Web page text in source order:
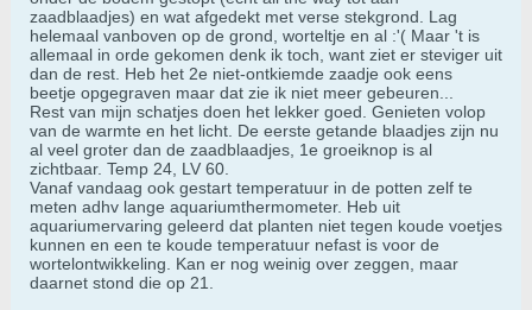
zaadblaadjes) en wat afgedekt met verse stekgrond. Lag
helemaal vanboven op de grond, worteltje en al :'( Maar 't is
allemaal in orde gekomen denk ik toch, want ziet er steviger uit
dan de rest. Heb het 2e niet-ontkiemde zaadje ook eens
beetje opgegraven maar dat zie ik niet meer gebeuren...
Rest van mijn schatjes doen het lekker goed. Genieten volop
van de warmte en het licht. De eerste getande blaadjes zijn nu
al veel groter dan de zaadblaadjes, 1e groeiknop is al
zichtbaar. Temp 24, LV 60.
Vanaf vandaag ook gestart temperatuur in de potten zelf te
meten adhv lange aquariumthermometer. Heb uit
aquariumervaring geleerd dat planten niet tegen koude voetjes
kunnen en een te koude temperatuur nefast is voor de
wortelontwikkeling. Kan er nog weinig over zeggen, maar
daarnet stond die op 21.